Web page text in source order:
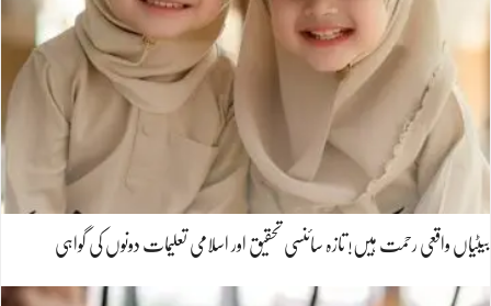
بیٹیاں واقعی رحمت ہیں! تازہ سائنسی تحقیق اور اسلامی تعلیمات دونوں کی گواہی